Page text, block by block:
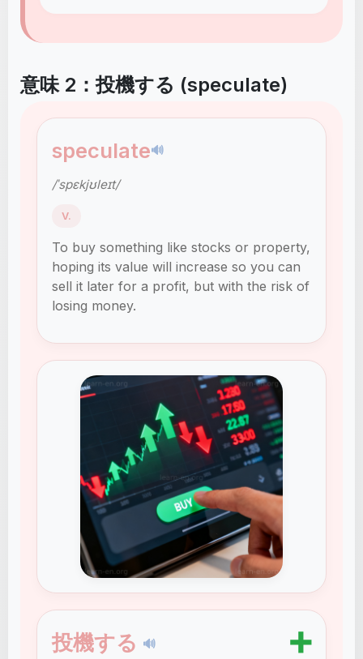
意味 2：投機する (speculate)
speculate🔊
/ˈspɛkjʊleɪt/
V.
To buy something like stocks or property,
hoping its value will increase so you can
sell it later for a profit, but with the risk of
losing money.
投機する 🔊 ➕